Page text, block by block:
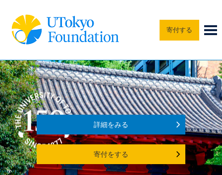
寄付する
詳細をみる
寄付をする